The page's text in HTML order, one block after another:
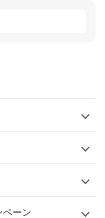
ペーン